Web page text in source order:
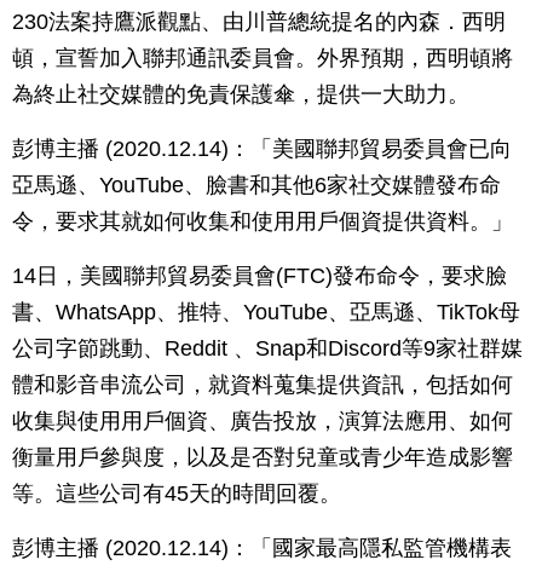
230法案持鷹派觀點、由川普總統提名的內森．西明
頓，宣誓加入聯邦通訊委員會。外界預期，西明頓將
為終止社交媒體的免責保護傘，提供一大助力。
彭博主播 (2020.12.14)：「美國聯邦貿易委員會已向
亞馬遜、YouTube、臉書和其他6家社交媒體發布命
令，要求其就如何收集和使用用戶個資提供資料。」
14日，美國聯邦貿易委員會(FTC)發布命令，要求臉
書、WhatsApp、推特、YouTube、亞馬遜、TikTok母
公司字節跳動、Reddit 、Snap和Discord等9家社群媒
體和影音串流公司，就資料蒐集提供資訊，包括如何
收集與使用用戶個資、廣告投放，演算法應用、如何
衡量用戶參與度，以及是否對兒童或青少年造成影響
等。這些公司有45天的時間回覆。
彭博主播 (2020.12.14)：「國家最高隱私監管機構表